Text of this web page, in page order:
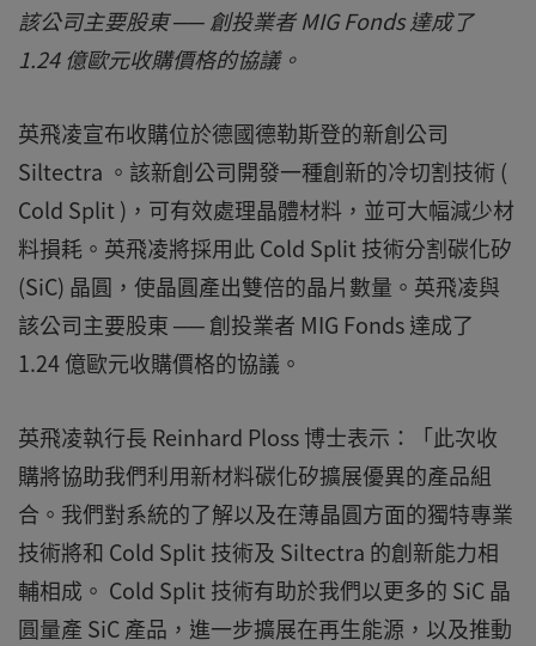
該公司主要股東 ── 創投業者 MIG Fonds 達成了
1.24 億歐元收購價格的協議。
英飛凌宣布收購位於德國德勒斯登的新創公司
Siltectra 。該新創公司開發一種創新的冷切割技術 (
Cold Split )，可有效處理晶體材料，並可大幅減少材
料損耗。英飛凌將採用此 Cold Split 技術分割碳化矽
(SiC) 晶圓，使晶圓產出雙倍的晶片數量。英飛凌與
該公司主要股東 ── 創投業者 MIG Fonds 達成了
1.24 億歐元收購價格的協議。
英飛凌執行長 Reinhard Ploss 博士表示：「此次收
購將協助我們利用新材料碳化矽擴展優異的產品組
合。我們對系統的了解以及在薄晶圓方面的獨特專業
技術將和 Cold Split 技術及 Siltectra 的創新能力相
輔相成。 Cold Split 技術有助於我們以更多的 SiC 晶
圓量產 SiC 產品，進一步擴展在再生能源，以及推動